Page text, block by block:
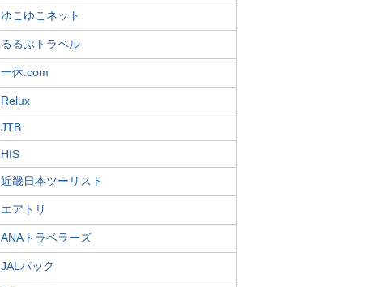
ゆこゆこネット
るるぶトラベル
一休.com
Relux
JTB
HIS
近畿日本ツーリスト
エアトリ
ANAトラベラーズ
JALパック